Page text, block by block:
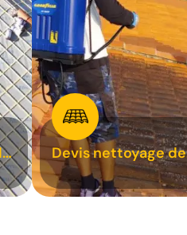
Devis nettoyage de
toiture 31